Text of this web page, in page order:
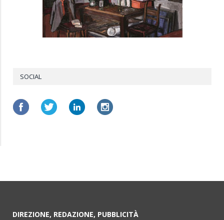
SOCIAL
DIREZIONE, REDAZIONE, PUBBLICITÀ